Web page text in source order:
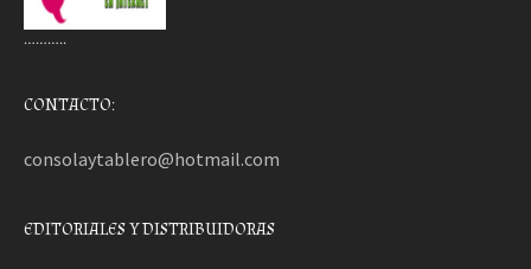
………..
CONTACTO:
consolaytablero@hotmail.com
EDITORIALES Y DISTRIBUIDORAS